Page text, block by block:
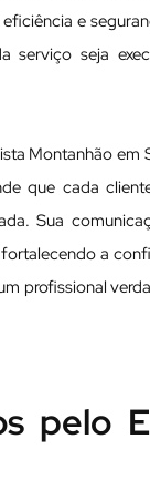
e
serviço seja
Montanhão
que cada
Sua
a
profissional
pelo